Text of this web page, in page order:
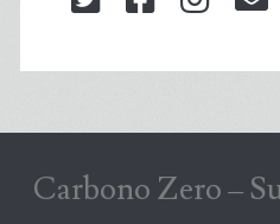
Carbono Zero –